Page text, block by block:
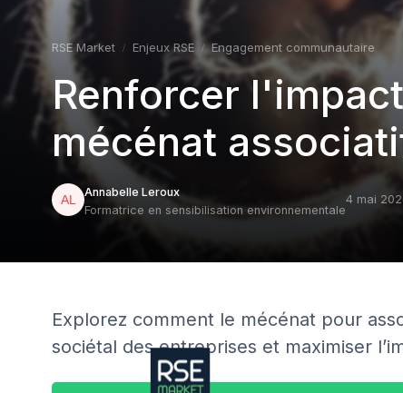
RSE Market Enjeux RSE Engagement communautaire
Renforcer
mécénat
Annabelle Leroux
Formatrice en sensibilisation environnementale
4 mai
Explorez comment le mécénat pour
sociétal des entreprises et maximiser